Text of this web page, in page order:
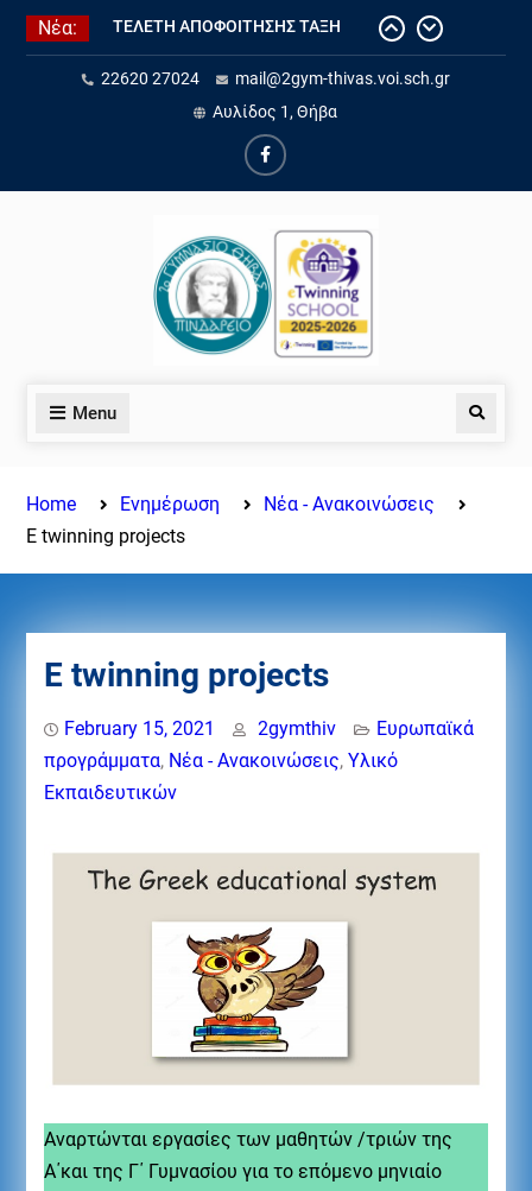
Νέα:
2025-2026
αξιολόγησης εκπαιδευτικού
Τελετή αποφοίτησης σχ. έτος 25-
Ολοκλήρωση του eTwinning
Sustainability through STEAM and
Eνημέρωση για την «Ηλεκτρονική
Αίτηση εγγραφής, ανανέωσης
εγγραφής ή μετεγγραφής
22620 27024
mail@2gym-thivas.voi.sch.gr
Αυλίδος 1, Θήβα
Menu
Home Ενημέρωση
Νέα - Ανακοινώσεις
E twinning projects
E twinning projects
February 15, 2021 2gymthiv
Eυρωπαϊκά
προγράμματα, Νέα - Ανακοινώσεις, Υλικό
Εκπαιδευτικών
Αναρτώνται εργασίες των μαθητών /τριών της
Α΄και της Γ΄ Γυμνασίου για το επόμενο μηνιαίο